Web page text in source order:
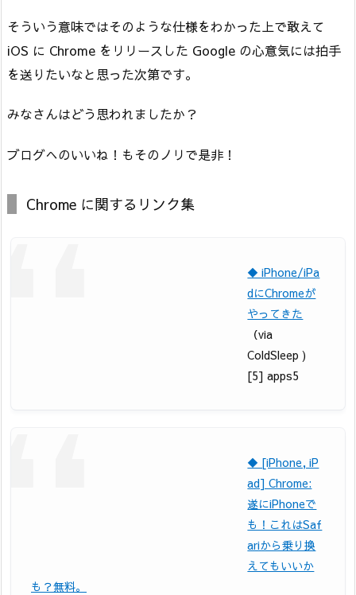
そういう意味ではそのような仕様をわかった上で敢えて
iOS に Chrome をリリースした Google の心意気には拍手
を送りたいなと思った次第です。
みなさんはどう思われましたか？
ブログへのいいね！もそのノリで是非！
Chrome に関するリンク集
◆ iPhone/iPa
dにChromeが
やってきた
（via
ColdSleep )
[5] apps5
◆ [iPhone, iP
ad] Chrome:
遂にiPhoneで
も！これはSaf
ariから乗り換
えてもいいか
も？無料。